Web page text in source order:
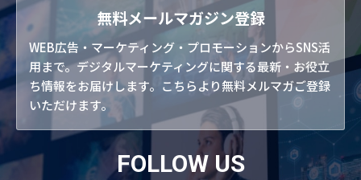
無料メールマガジン登録
WEB広告・マーケティング・プロモーションからSNS活
用まで。デジタルマーケティングに関する最新・お役立
ち情報をお届けします。こちらより無料メルマガご登録
いただけます。
FOLLOW US